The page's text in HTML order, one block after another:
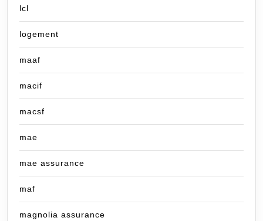
lcl
logement
maaf
macif
macsf
mae
mae assurance
maf
magnolia assurance